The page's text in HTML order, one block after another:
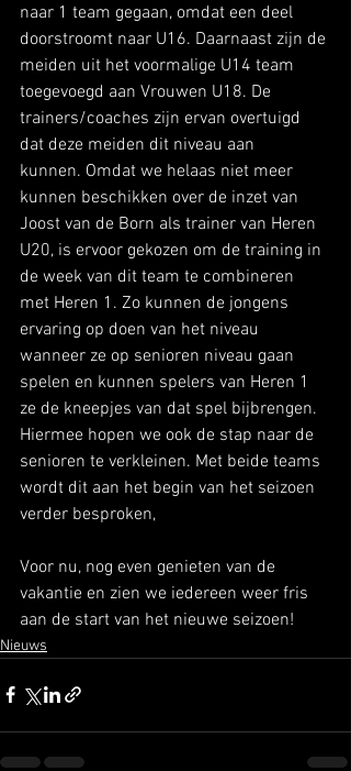
naar 1 team gegaan, omdat een deel
doorstroomt naar U16. Daarnaast zijn de
meiden uit het voormalige U14 team
toegevoegd aan Vrouwen U18. De
trainers/coaches zijn ervan overtuigd
dat deze meiden dit niveau aan
kunnen. Omdat we helaas niet meer
kunnen beschikken over de inzet van
Joost van de Born als trainer van Heren
U20, is ervoor gekozen om de training in
de week van dit team te combineren
met Heren 1. Zo kunnen de jongens
ervaring op doen van het niveau
wanneer ze op senioren niveau gaan
spelen en kunnen spelers van Heren 1
ze de kneepjes van dat spel bijbrengen.
Hiermee hopen we ook de stap naar de
senioren te verkleinen. Met beide teams
wordt dit aan het begin van het seizoen
verder besproken,
Voor nu, nog even genieten van de
vakantie en zien we iedereen weer fris
aan de start van het nieuwe seizoen!
Nieuws